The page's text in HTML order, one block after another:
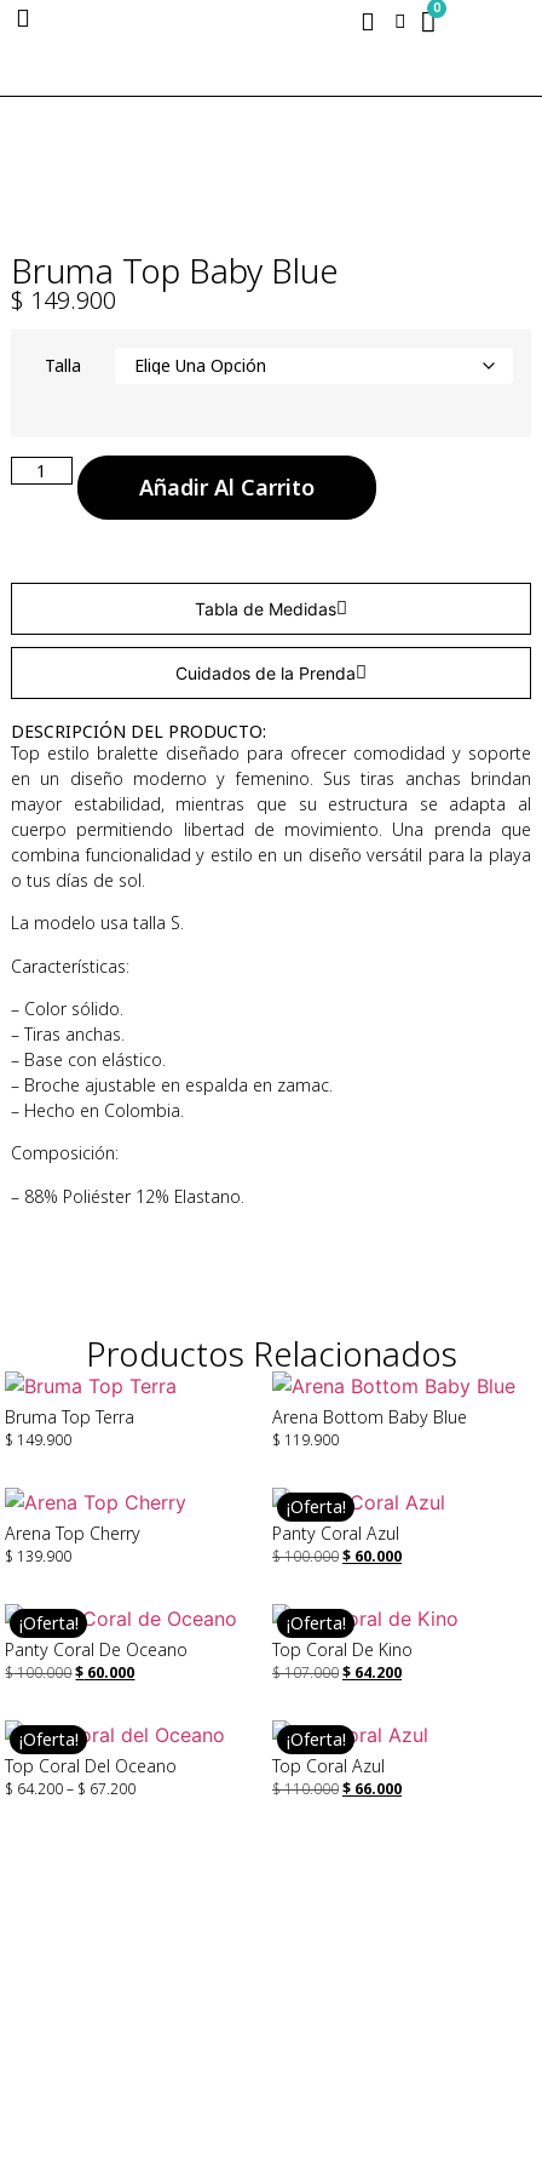
0
Bruma Top Baby Blue
$ 149.900
Talla
Añadir Al Carrito
Tabla de Medidas
Cuidados de la Prenda
DESCRIPCIÓN DEL PRODUCTO:
Top estilo bralette diseñado para ofrecer comodidad y soporte
en un diseño moderno y femenino. Sus tiras anchas brindan
mayor estabilidad, mientras que su estructura se adapta al
cuerpo permitiendo libertad de movimiento. Una prenda que
combina funcionalidad y estilo en un diseño versátil para la playa
o tus días de sol.
La modelo usa talla S.
Características:
– Color sólido.
– Tiras anchas.
– Base con elástico.
– Broche ajustable en espalda en zamac.
– Hecho en Colombia.
Composición:
– 88% Poliéster 12% Elastano.
Productos Relacionados
Bruma Top Terra
$ 149.900
Arena Bottom Baby Blue
$ 119.900
Arena Top Cherry
$ 139.900
¡Oferta!
Panty Coral Azul
$100.000$ 60.000
¡Oferta!
Panty Coral De Oceano
$100.000$ 60.000
¡Oferta!
Top Coral De Kino
$107.000$ 64.200
¡Oferta!
Top Coral Del Oceano
$ 64.200 – $ 67.200
¡Oferta!
Top Coral Azul
$110.000$ 66.000